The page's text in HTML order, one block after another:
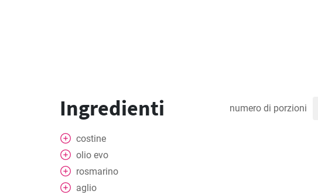
Ingredienti numero di porzioni
costine
olio evo
rosmarino
aglio